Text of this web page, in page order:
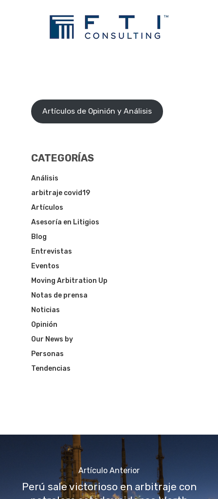
Artículos de Opinión y Análisis
CATEGORÍAS
Análisis
arbitraje covid19
Artículos
Asesoría en Litigios
Blog
Entrevistas
Eventos
Moving Arbitration Up
Notas de prensa
Noticias
Opinión
Our News by
Personas
Tendencias
Artículo Anterior
Perú sale victorioso en arbitraje con